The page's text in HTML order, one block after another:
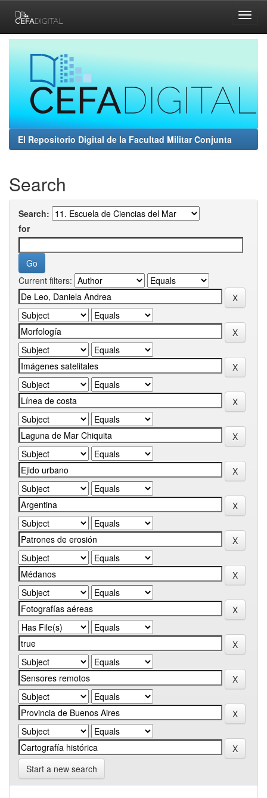
navigation
El Repositorio Digital de la Facultad Militar Conjunta
Search
Search:
for
Current filters:
Start a new search